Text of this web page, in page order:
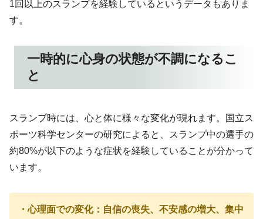
1回以上のスランプを経験しているというデータもありま
す。
一時的に心身の状態が不調になるこ
と
スランプ時には、心と体に様々な変化が現れます。国立ス
ポーツ科学センターの研究によると、スランプ中の選手の
約80%が以下のような症状を経験していることが分かって
います。
・心理面での変化：自信の喪失、不安感の増大、集中